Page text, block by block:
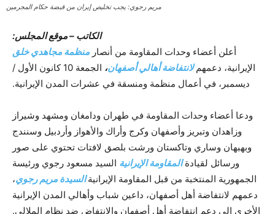
مريم رجوي: يجب تخليص إيران من قبضة حكام المجرمين
الکاتب – موقع المجلس:
أعلن أعضاء وحدات المقاومة من أنصار منظمة مجاهدي خلق
الإيرانية، دعمهملانتفاضة أهالي أصفهان،
الجمعة 10 كانون الأول /
ديسمبر، في أعمال منظمة ومنسقة في عشرات المدن الإيرانية.
ودعا أعضاء وحدات المقاومة في طهران ودامغان ومشهد وشيراز
وزاهدان وتبريز وأصفهان وكرج وأراك والأهواز وأردبيل وسنندج
وبهبهان وساري وتاكستان ورشت بلصق لافتات تحتوي على صور
ورسائل لقيادةالمقاومة الإيرانية السيد مسعود رجوي ورئيسة
الجمهورية المنتخبة من قبل المقاومة الإيرانيةالسيدة مريم رجوي،
دعمهم لانتفاضة أهل أصفهان، داعين شباب وأهالي المدن الإيرانية
الأخرى إلى دعم انتفاضة أهل أصفهان والانتفاض ضد نظام الملالي.